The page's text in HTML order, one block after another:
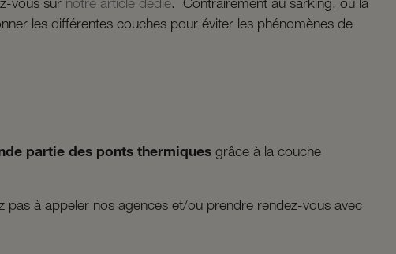
vous sur notre article dédié. Contrairement au sarking, où la
les différentes couches pour éviter les phénomènes de
partie des ponts thermiques grâce à la couche
pas à appeler nos agences et/ou prendre rendez-vous avec